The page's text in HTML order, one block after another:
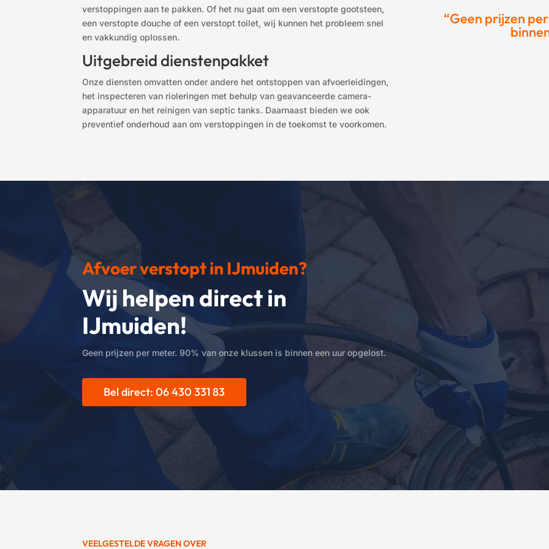
verstoppingen aan te pakken. Of het nu gaat om een verstopte gootsteen,
een verstopte douche of een verstopt toilet, wij kunnen het probleem snel
en vakkundig oplossen.
Uitgebreid dienstenpakket
Onze diensten omvatten onder andere het ontstoppen van afvoerleidingen,
het inspecteren van rioleringen met behulp van geavanceerde camera-
apparatuur en het reinigen van septic tanks. Daarnaast bieden we ook
preventief onderhoud aan om verstoppingen in de toekomst te voorkomen.
“Geen prijzen
Afvoer verstopt in IJmuiden?
Wij helpen direct in
IJmuiden!
Geen prijzen per meter. 90% van onze klussen is binnen een uur opgelost.
Bel direct: 06 430 331 83
VEELGESTELDE VRAGEN OVER